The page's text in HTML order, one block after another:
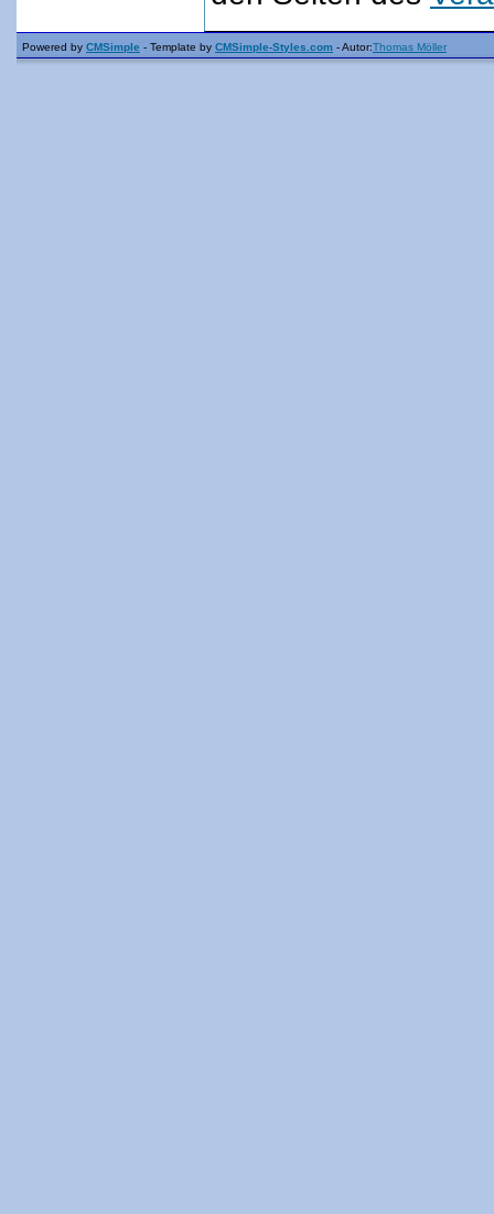
Powered by CMSimple - Template by CMSimple-Styles.com - Autor:Thomas Möller